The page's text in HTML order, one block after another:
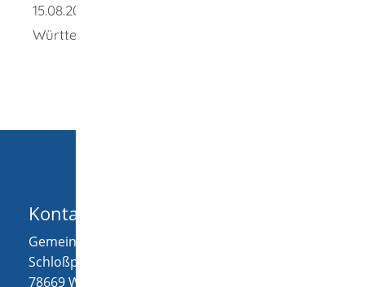
Kontakt
Gemeinde Wellendingen
Schloßplatz 1
78669Wellendingen
15.08.2023 Kultusministerium Baden-
Württemberg